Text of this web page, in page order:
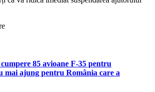
85 avioane F-35 pentru
mai ajung pentru România care a